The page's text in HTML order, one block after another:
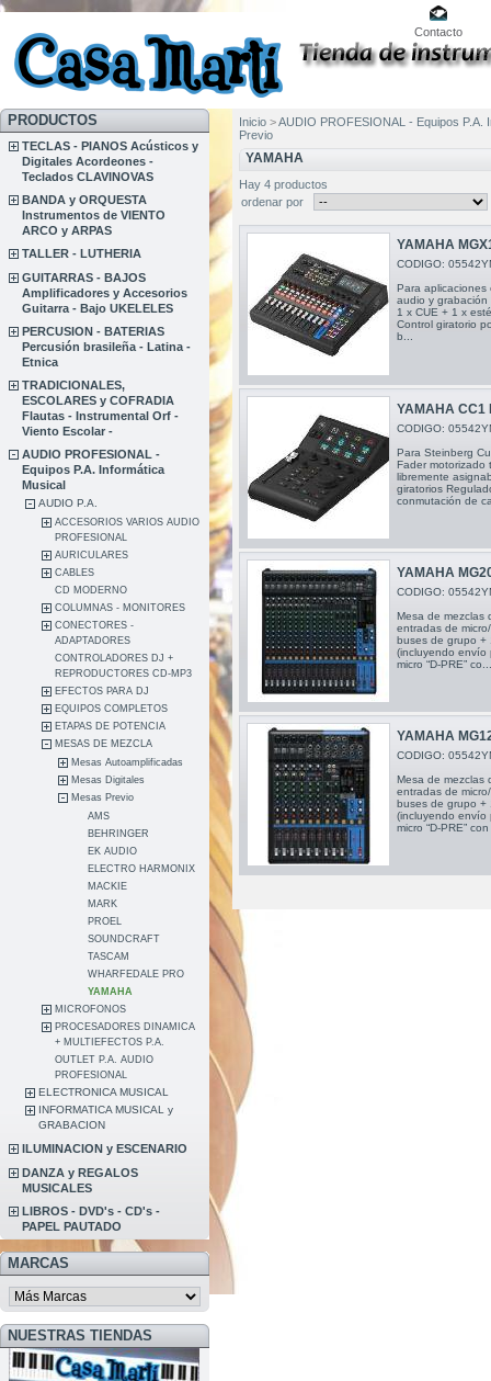
Contacto
PRODUCTOS
TECLAS - PIANOS Acústicos y
Digitales Acordeones -
Teclados CLAVINOVAS
BANDA y ORQUESTA
Instrumentos de VIENTO
ARCO y ARPAS
TALLER - LUTHERIA
GUITARRAS - BAJOS
Amplificadores y Accesorios
Guitarra - Bajo UKELELES
PERCUSION - BATERIAS
Percusión brasileña - Latina -
Etnica
TRADICIONALES,
ESCOLARES y COFRADIA
Flautas - Instrumental Orf -
Viento Escolar -
AUDIO PROFESIONAL -
Equipos P.A. Informática
Musical
AUDIO P.A.
ACCESORIOS VARIOS AUDIO
PROFESIONAL
AURICULARES
CABLES
CD MODERNO
COLUMNAS - MONITORES
CONECTORES -
ADAPTADORES
CONTROLADORES DJ +
REPRODUCTORES CD-MP3
EFECTOS PARA DJ
EQUIPOS COMPLETOS
ETAPAS DE POTENCIA
MESAS DE MEZCLA
Mesas Autoamplificadas
Mesas Digitales
Mesas Previo
AMS
BEHRINGER
EK AUDIO
ELECTRO HARMONIX
MACKIE
MARK
PROEL
SOUNDCRAFT
TASCAM
WHARFEDALE PRO
YAMAHA
MICROFONOS
PROCESADORES DINAMICA
+ MULTIEFECTOS P.A.
OUTLET P.A. AUDIO
PROFESIONAL
ELECTRONICA MUSICAL
INFORMATICA MUSICAL y
GRABACION
ILUMINACION y ESCENARIO
DANZA y REGALOS
MUSICALES
LIBROS - DVD's - CD's -
PAPEL PAUTADO
MARCAS
NUESTRAS TIENDAS
Inicio >AUDIO PROFESIONAL - Equipos P.A.
Previo
YAMAHA
Hay 4 productos
ordenar por
YAMAHA
CODIGO:
Para
audio y grabación
1 x CUE + 1 x
Control giratorio
b...
YAMAHA CC1
CODIGO:
Para Steinberg
Fader motorizado
libremente
giratorios
conmutación de
YAMAHA
CODIGO:
Mesa de mezclas
entradas de
buses de grupo +
(incluyendo envío
micro “D-PRE”
YAMAHA
CODIGO:
Mesa de mezclas
entradas de
buses de grupo +
(incluyendo envío
micro “D-PRE”